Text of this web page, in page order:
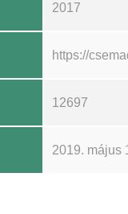
2017
https://
12697
2019. május